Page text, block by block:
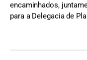
encaminhados,
para a Delegacia de